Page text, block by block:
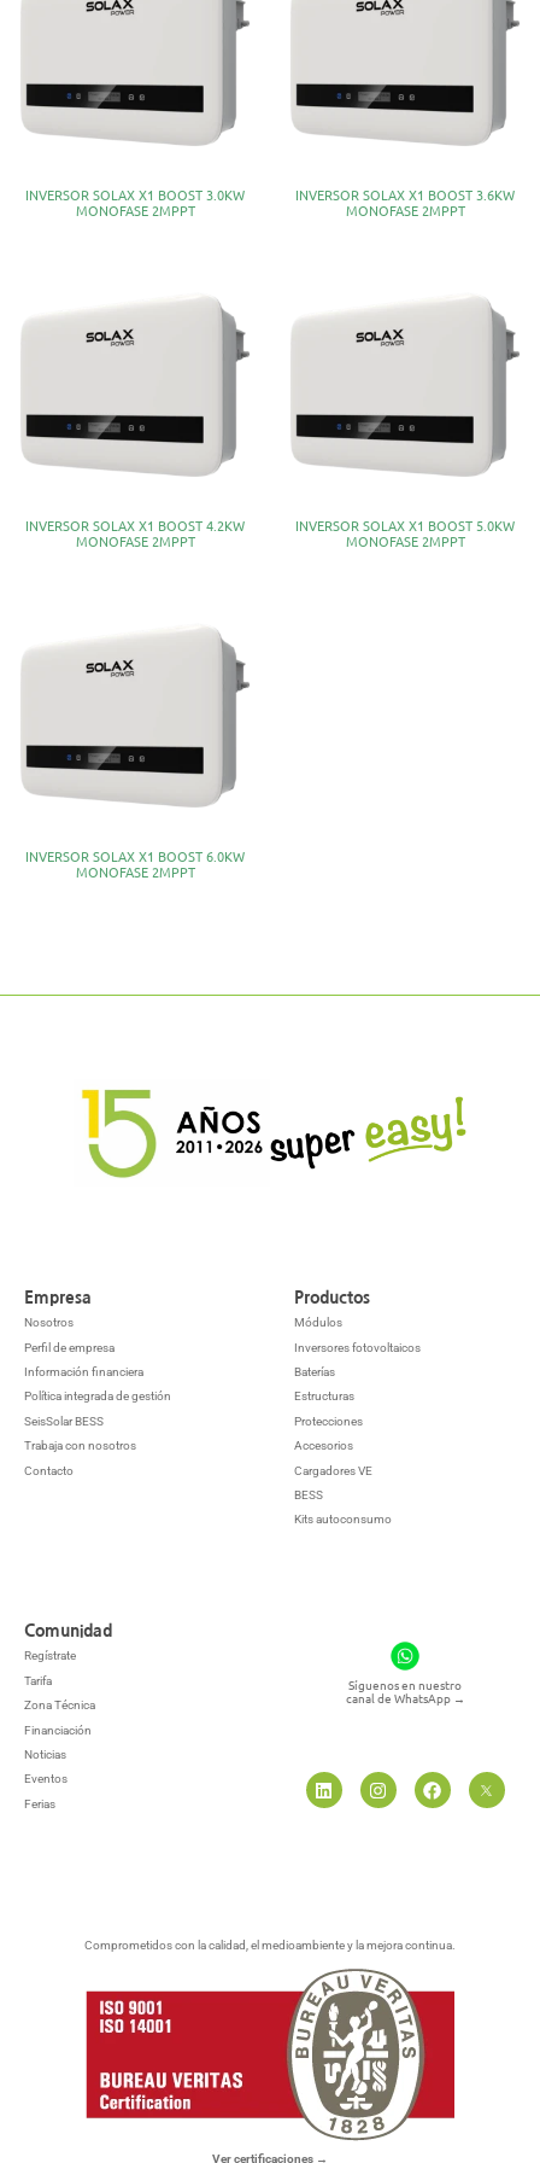
INVERSOR SOLAX X1 BOOST 3.0KW
MONOFASE 2MPPT
INVERSOR SOLAX X1 BOOST 3.6KW
MONOFASE 2MPPT
INVERSOR SOLAX X1 BOOST 4.2KW
MONOFASE 2MPPT
INVERSOR SOLAX X1 BOOST 5.0KW
MONOFASE 2MPPT
INVERSOR SOLAX X1 BOOST 6.0KW
MONOFASE 2MPPT
Empresa
Nosotros
Perfil de empresa
Información financiera
Política integrada de gestión
SeisSolar BESS
Trabaja con nosotros
Contacto
Productos
Módulos
Inversores fotovoltaicos
Baterías
Estructuras
Protecciones
Accesorios
Cargadores VE
BESS
Kits autoconsumo
Comunidad
Regístrate
Tarifa
Zona Técnica
Financiación
Noticias
Eventos
Ferias
Síguenos en nuestro
canal de WhatsApp →
Comprometidos con la calidad, el medioambiente y la mejora continua.
Ver certificaciones →